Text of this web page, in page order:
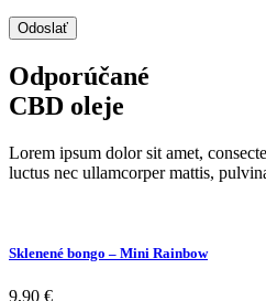
Odporúčané
CBD oleje
Lorem ipsum dolor sit amet,
luctus nec ullamcorper mattis,
Sklenené bongo – Mini Rainbow
9,90 €